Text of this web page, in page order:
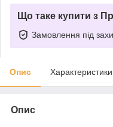
Що таке купити з
Замовлення під
Опис Характеристики
Опис